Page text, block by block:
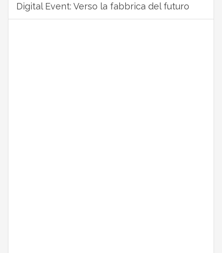
Digital Event: Verso la fabbrica del futuro